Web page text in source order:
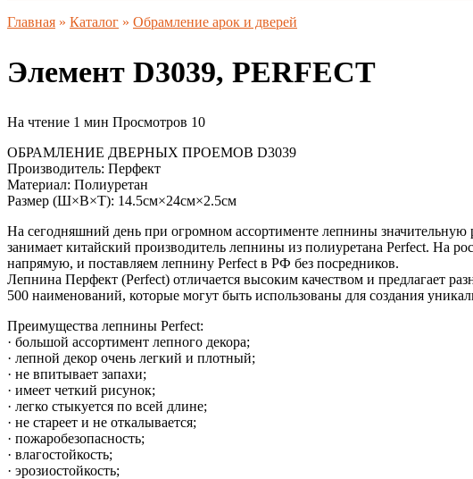
Главная » Каталог » Обрамление арок и дверей
Элемент D3039, PERFECT
На чтение 1 мин Просмотров 10
ОБРАМЛЕНИЕ ДВЕРНЫХ ПРОЕМОВ D3039
Производитель: Перфект
Материал: Полиуретан
Размер (Ш×В×Т): 14.5см×24см×2.5см
На сегодняшний день при огромном ассортименте лепнины
занимает китайский производитель лепнины из полиуретана Perfect. На
напрямую, и поставляем лепнину Perfect в РФ без посредников.
Лепнина Перфект (Perfect) отличается высоким качеством и предлагает
500 наименований, которые могут быть использованы для создания
Преимущества лепнины Perfect:
· большой ассортимент лепного декора;
· лепной декор очень легкий и плотный;
· не впитывает запахи;
· имеет четкий рисунок;
· легко стыкуется по всей длине;
· не стареет и не откалывается;
· пожаробезопасность;
· влагостойкость;
· эрозиостойкость;